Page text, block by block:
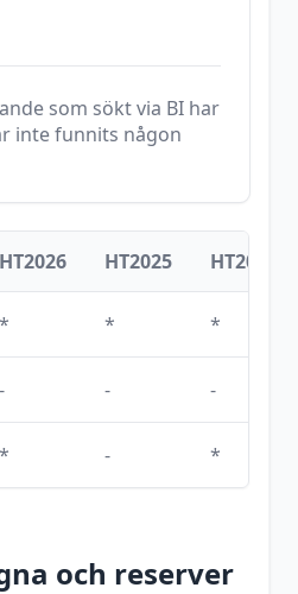
som sökt via BI har
inte funnits någon
HT2026 HT2025 HT2024
* * *
- - -
* - *
och reserver